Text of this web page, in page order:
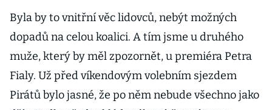
Byla by to vnitřní věc lidovců, nebýt možných
dopadů na celou koalici. A tím jsme u druhého
muže, který by měl zpozornět, u premiéra Petra
Fialy. Už před víkendovým volebním sjezdem
Pirátů bylo jasné, že po něm nebude všechno jako